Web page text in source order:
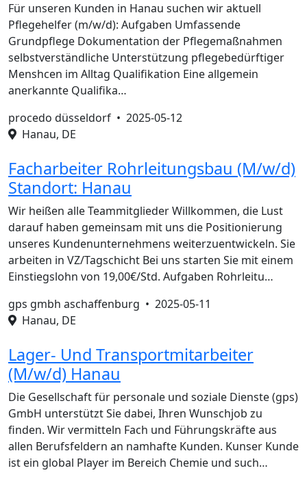
Für unseren Kunden in Hanau suchen wir aktuell
Pflegehelfer (m/w/d): Aufgaben Umfassende
Grundpflege Dokumentation der Pflegemaßnahmen
selbstverständliche Unterstützung pflegebedürftiger
Menshcen im Alltag Qualifikation Eine allgemein
anerkannte Qualifika…
procedo düsseldorf • 2025-05-12
Hanau, DE
Facharbeiter Rohrleitungsbau (M/w/d)
Standort: Hanau
Wir heißen alle Teammitglieder Willkommen, die Lust
darauf haben gemeinsam mit uns die Positionierung
unseres Kundenunternehmens weiterzuentwickeln. Sie
arbeiten in VZ/Tagschicht Bei uns starten Sie mit einem
Einstiegslohn von 19,00€/Std. Aufgaben Rohrleitu…
gps gmbh aschaffenburg • 2025-05-11
Hanau, DE
Lager- Und Transportmitarbeiter
(M/w/d) Hanau
Die Gesellschaft für personale und soziale Dienste (gps)
GmbH unterstützt Sie dabei, Ihren Wunschjob zu
finden. Wir vermitteln Fach und Führungskräfte aus
allen Berufsfeldern an namhafte Kunden. Kunser Kunde
ist ein global Player im Bereich Chemie und such…